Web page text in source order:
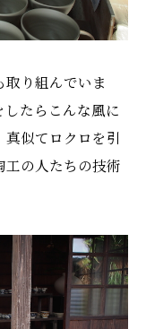
り組んでいま
たらこんな風に
似てロクロを引
工の人たちの技術